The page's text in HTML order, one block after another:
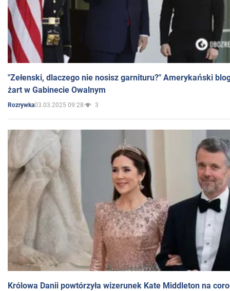
"Zełenski, dlaczego nie nosisz garnituru?" Amerykański
żart w Gabinecie Owalnym
Rozrywka03.03.2025 09:28 3
Królowa Danii powtórzyła wizerunek Kate Middleton na